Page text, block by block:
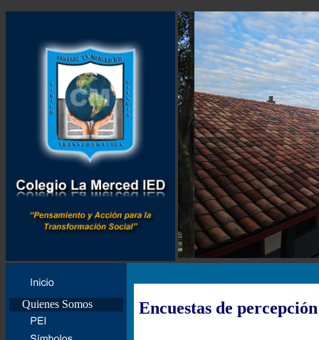
Quienes Somos Encuestas de